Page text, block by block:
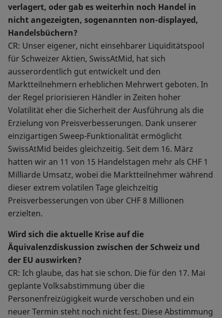
verlagert, oder gab es weiterhin noch Handel in
nicht angezeigten, sogenannten non-displayed,
Handelsbüchern?
CR: Unser eigener, nicht einsehbarer Liquiditätspool
für Schweizer Aktien, SwissAtMid, hat sich
ausserordentlich gut entwickelt und den
Marktteilnehmern erheblichen Mehrwert geboten. In
der Regel priorisieren Händler in Zeiten hoher
Volatilität eher die Sicherheit der Ausführung als die
Erzielung von Preisverbesserungen. Dank unserer
einzigartigen Sweep-Funktionalität ermöglicht
SwissAtMid beides gleichzeitig. Seit dem 16. März
hatten wir an 11 von 15 Handelstagen mehr als CHF 1
Milliarde Umsatz, wobei die Marktteilnehmer während
dieser extrem volatilen Tage gleichzeitig
Preisverbesserungen von über CHF 8 Millionen
erzielten.
Wird sich die aktuelle Krise auf die
Äquivalenzdiskussion zwischen der Schweiz und
der EU auswirken?
CR: Ich glaube, das hat sie schon. Die für den 17. Mai
geplante Volksabstimmung über die
Personenfreizügigkeit wurde verschoben und ein
neuer Termin steht noch nicht fest. Diese Abstimmung